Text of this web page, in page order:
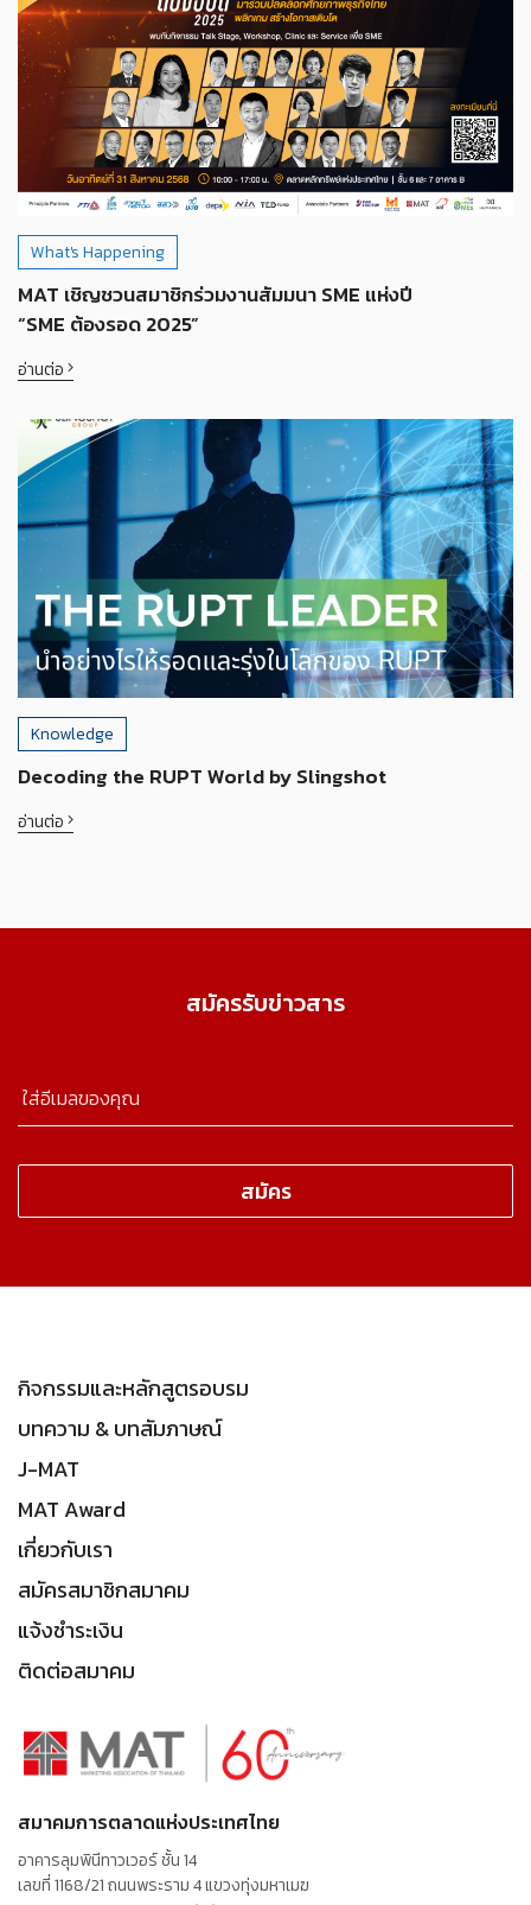
What's Happening
MAT เชิญชวนสมาชิกร่วมงานสัมมนา SME แห่งปี
“SME ต้องรอด 2025”
อ่านต่อ
Knowledge
Decoding the RUPT World by Slingshot
อ่านต่อ
สมัครรับข่าวสาร
กิจกรรมและหลักสูตรอบรม
บทความ & บทสัมภาษณ์
J-MAT
MAT Award
เกี่ยวกับเรา
สมัครสมาชิกสมาคม
แจ้งชำระเงิน
ติดต่อสมาคม
สมาคมการตลาดแห่งประเทศไทย
อาคารลุมพินีทาวเวอร์ ชั้น 14
เลขที่ 1168/21 ถนนพระราม 4 แขวงทุ่งมหาเมฆ